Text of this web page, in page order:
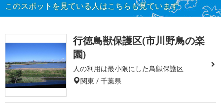
このスポットを見ている人はこちらも見ています
行徳鳥獣保護区(市川野鳥の楽
園)
人の利用は最小限にした鳥獣保護区
関東 / 千葉県